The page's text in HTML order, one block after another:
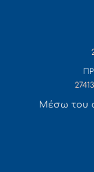
Mέσω του